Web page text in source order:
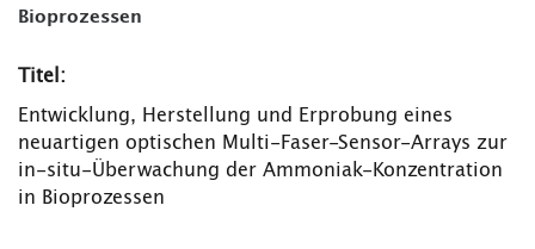
Bioprozessen
Titel:
Entwicklung, Herstellung und Erprobung eines
neuartigen optischen Multi-Faser-Sensor-Arrays zur
in-situ-Überwachung der Ammoniak-Konzentration
in Bioprozessen